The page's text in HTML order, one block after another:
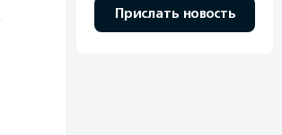
Прислать новость